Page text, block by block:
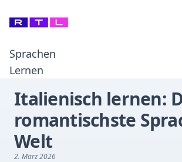
Sprachen
Lernen
Italienisch lernen:
romantischste
Welt
2. März 2026